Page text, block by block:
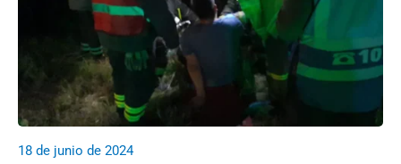
18 de junio de 2024